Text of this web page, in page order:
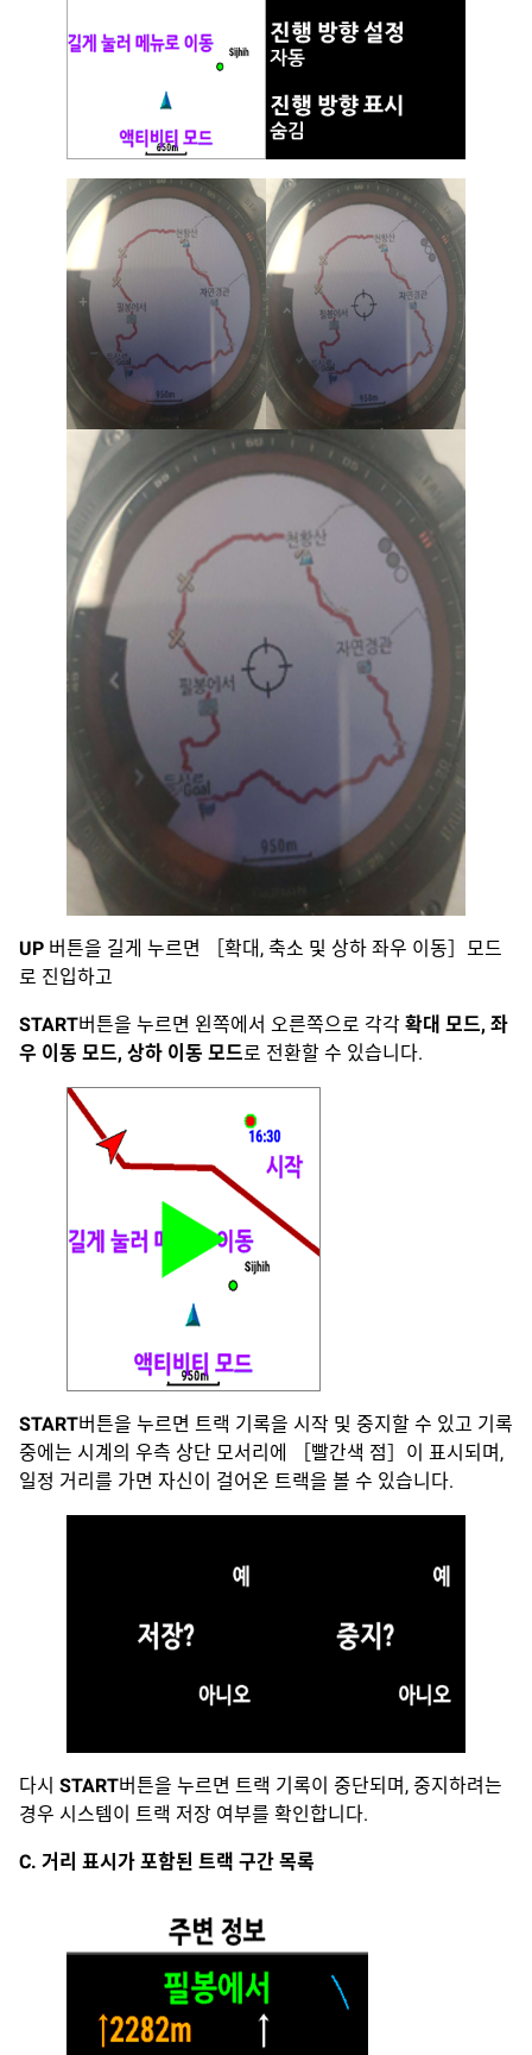
UP 버튼을 길게 누르면 ［확대, 축소 및 상하 좌우 이동］모드
로 진입하고
START버튼을 누르면 왼쪽에서 오른쪽으로 각각 확대 모드, 좌
우 이동 모드, 상하 이동 모드로 전환할 수 있습니다.
START버튼을 누르면 트랙 기록을 시작 및 중지할 수 있고 기록
중에는 시계의 우측 상단 모서리에 ［빨간색 점］이 표시되며,
일정 거리를 가면 자신이 걸어온 트랙을 볼 수 있습니다.
다시 START버튼을 누르면 트랙 기록이 중단되며, 중지하려는
경우 시스템이 트랙 저장 여부를 확인합니다.
C. 거리 표시가 포함된 트랙 구간 목록